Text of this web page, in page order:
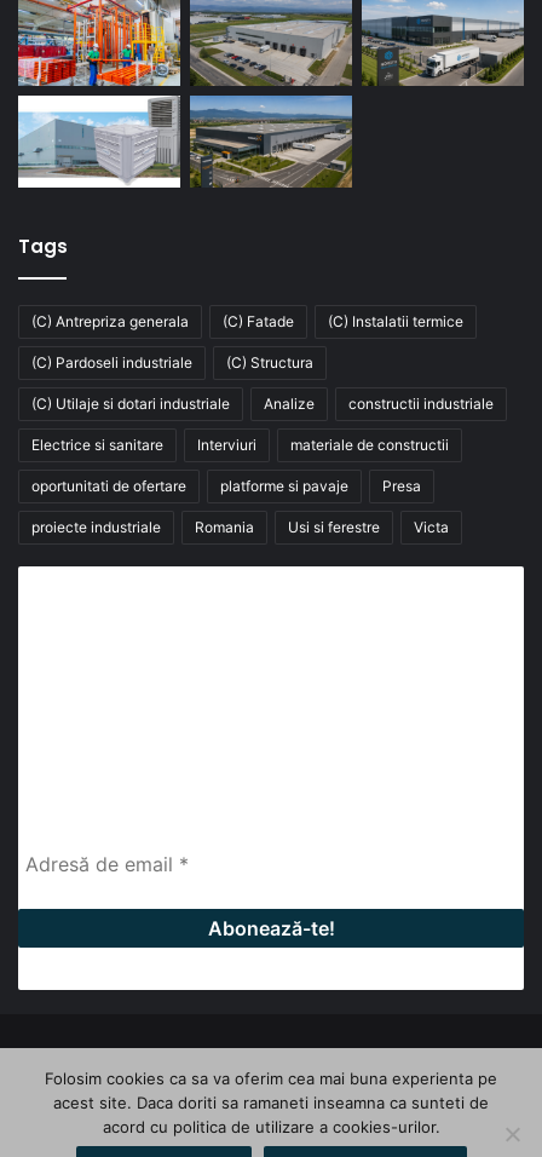
Tags
(C) Antrepriza generala (C) Fatade (C) Instalatii termice
(C) Pardoseli industriale (C) Structura
(C) Utilaje si dotari industriale Analize constructii industriale
Electrice si sanitare Interviuri materiale de constructii
oportunitati de ofertare platforme si pavaje Presa
proiecte industriale Romania Usi si ferestre Victa
FacebookLinkedInYouTube
Folosim cookies ca sa va oferim cea mai buna experienta pe
acest site. Daca doriti sa ramaneti inseamna ca sunteti de
acord cu politica de utilizare a cookies-urilor.